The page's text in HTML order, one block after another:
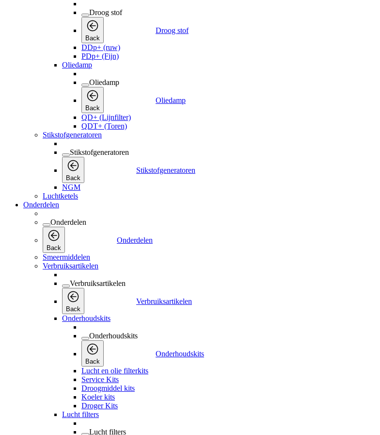
Droog stof
Back
Droog stof
DDp+ (ruw)
PDp+ (Fijn)
Oliedamp
Oliedamp
Back
Oliedamp
QD+ (Lijnfilter)
QDT+ (Toren)
Stikstofgeneratoren
Stikstofgeneratoren
Back
Stikstofgeneratoren
NGM
Luchtketels
Onderdelen
Onderdelen
Back
Onderdelen
Smeermiddelen
Verbruiksartikelen
Verbruiksartikelen
Back
Verbruiksartikelen
Onderhoudskits
Onderhoudskits
Back
Onderhoudskits
Lucht en olie filterkits
Service Kits
Droogmiddel kits
Koeler kits
Droger Kits
Lucht filters
Lucht filters